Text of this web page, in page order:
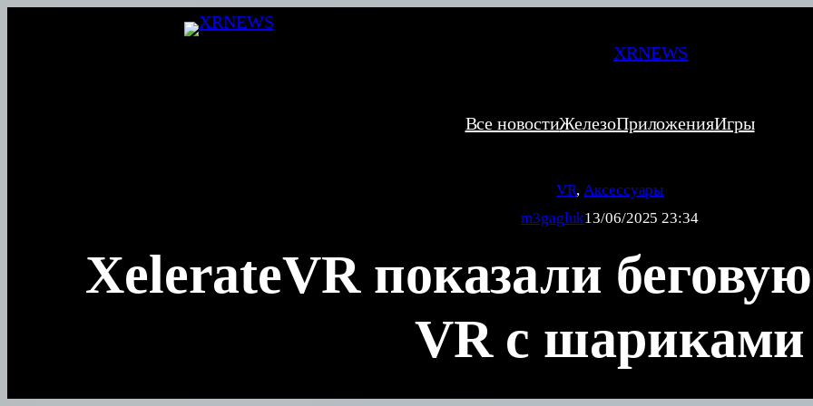
XRNEWS
Все новостиЖелезоПриложенияИгры
VR, Аксессуары
m3gagluk13/06/2025 23:34
XelerateVR показали
VR с шариками